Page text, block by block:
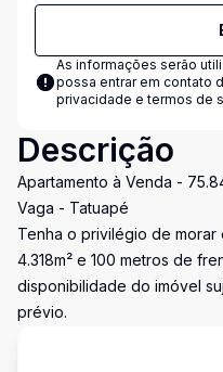
As informações serão
possa entrar em contato
privacidade e termos de
Descrição
Apartamento à Venda -
Vaga - Tatuapé
Tenha o privilégio de
4.318m² e 100 metros de
disponibilidade do imóvel
prévio.